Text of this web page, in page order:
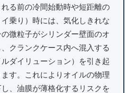
る前の冷間始動時や短距離の
乗り）時には、気化しきれな
微粒子がシリンダー壁面のオ
クランクケース内へ混入する
ルダイリューション）を引き起
す。これによりオイルの物理
、油膜が薄格化するリスクを